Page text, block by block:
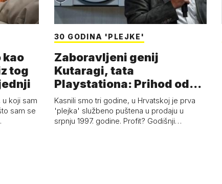
kao
tog
koji sam
sam se
30 GODINA 'PLEJKE'
Zaboravljeni genij
Kutaragi, tata
Playstationa: Prihod od
'plejke' kao hrvatski…
Kasnili smo tri godine, u Hrvatskoj je prva
'plejka' službeno puštena u prodaju u
srpnju 1997. godine. Profit? Godišnji…